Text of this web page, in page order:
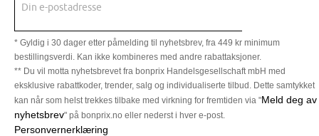
Din e-postadresse
* Gyldig i 30 dager etter påmelding til nyhetsbrev, fra 449 kr minimum
bestillingsverdi. Kan ikke kombineres med andre rabattaksjoner.
** Du vil motta nyhetsbrevet fra bonprix Handelsgesellschaft mbH med
eksklusive rabattkoder, trender, salg og individualiserte tilbud. Dette samtykket
kan når som helst trekkes tilbake med virkning for fremtiden via "Meld deg av
nyhetsbrev" på bonprix.no eller nederst i hver e-post.
Personvernerklæring